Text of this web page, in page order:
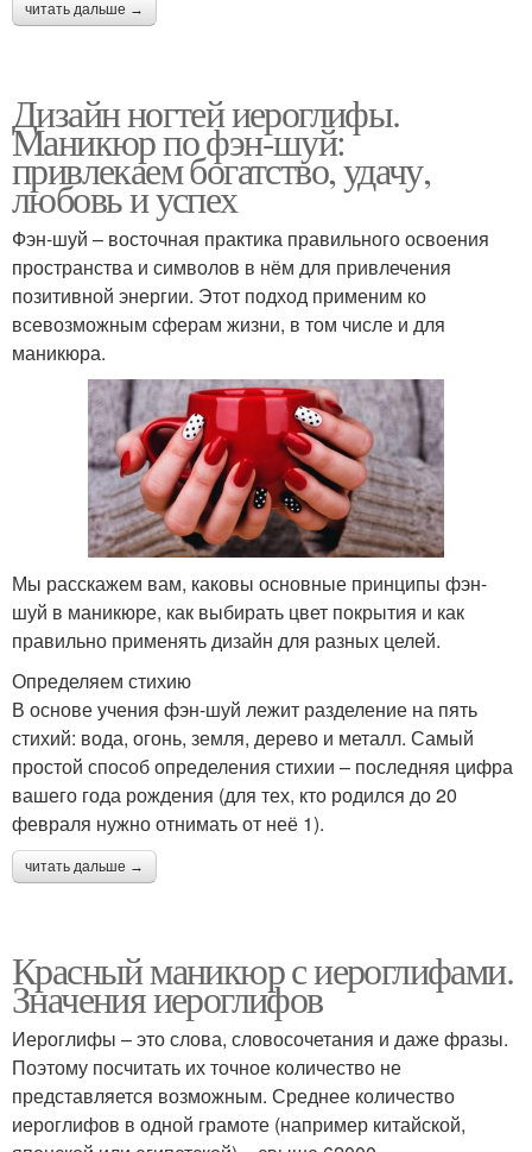
читать дальше →
Дизайн ногтей иероглифы.
Маникюр по фэн-шуй:
привлекаем богатство, удачу,
любовь и успех
Фэн-шуй – восточная практика правильного освоения
пространства и символов в нём для привлечения
позитивной энергии. Этот подход применим ко
всевозможным сферам жизни, в том числе и для
маникюра.
Мы расскажем вам, каковы основные принципы фэн-
шуй в маникюре, как выбирать цвет покрытия и как
правильно применять дизайн для разных целей.
Определяем стихию
В основе учения фэн-шуй лежит разделение на пять
стихий: вода, огонь, земля, дерево и металл. Самый
простой способ определения стихии – последняя цифра
вашего года рождения (для тех, кто родился до 20
февраля нужно отнимать от неё 1).
читать дальше →
Красный маникюр с иероглифами.
Значения иероглифов
Иероглифы – это слова, словосочетания и даже фразы.
Поэтому посчитать их точное количество не
представляется возможным. Среднее количество
иероглифов в одной грамоте (например китайской,